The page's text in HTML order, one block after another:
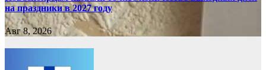
на праздники в 2027 году
Авг 8, 2026